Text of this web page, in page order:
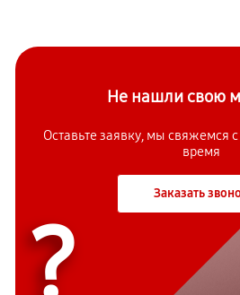
Не нашли свою
Оставьте заявку, мы свяжемся с
время
Заказать
?